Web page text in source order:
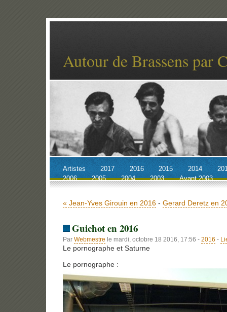
Autour de Brassens par
Artistes 2017 2016 2015 2014
2006
2005 2004 2003 Avant 2003
« Jean-Yves Girouin en 2016 - Gerard Deretz en
Guichot en 2016
Par Webmestre le mardi, octobre 18 2016, 17:56 - 2016 -
Le pornographe et Saturne
Le pornographe :